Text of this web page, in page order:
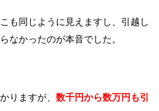
も同じように見えますし、引越し
なかったのが本音でした。
りますが、 数千円から数万円も引